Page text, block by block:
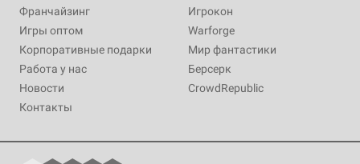
Франчайзинг
Игры оптом
Корпоративные подарки
Работа у нас
Новости
Контакты
Игрокон
Warforge
Мир фантастики
Берсерк
CrowdRepublic